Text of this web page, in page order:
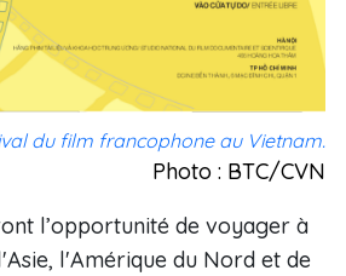
du film francophone au Vietnam.
Photo : BTC/CVN
l’opportunité de voyager à
l'Amérique du Nord et de